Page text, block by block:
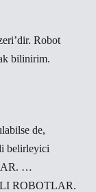
Robot
bilinirim.
de,
belirleyici
…
ROBOTLAR.